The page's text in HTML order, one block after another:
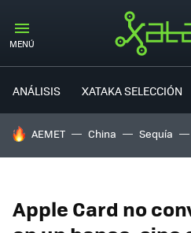
MENÚ
ANÁLISIS XATAKA SELECCIÓN
HOY SE HABLA DE
AEMET China Sequía
Apple Card no